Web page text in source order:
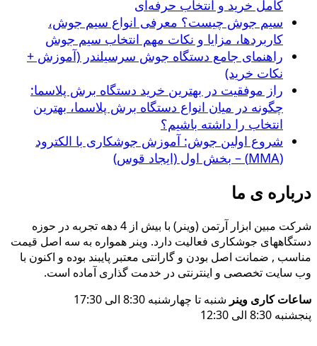
کامل خرید و انتخاب حرفه‌ای
سیم جوش چیست؟ معرفی انواع سیم جوش،
کاربردها، مزایا و نکات مهم انتخاب سیم جوش
راهنمای جامع دستگاه جوش سرسیلندر (آموزش +
نکات خرید)
راز موفقیت در بهترین خرید دستگاه برش پلاسما:
چگونه در میان انواع دستگاه برش پلاسما، بهترین
انتخاب را داشته باشیم؟
شروع اولین جوش: آموزش جوشکاری با الکترود
(MMA) – بخش اول (ایجاد قوس)
درباره ی ما
شرکت مبین ابزار آرتمن (وینر) با بیش از 4 دهه تجربه در حوزه
دستگاههای جوشکاری فعالیت دارد. وینر همواره به سه اصل قیمت
مناسب , ضمانت اصل بودن و گارانتی معتبر پایبند بوده و اکنون با
وب سایت تخصصی و اینترنتی در خدمت گذاری آماده است.
ساعات کاری وینر شنبه تا چهارشنبه 8:30 الی 17:30
پنجشنبه 8:30 الی 12:30